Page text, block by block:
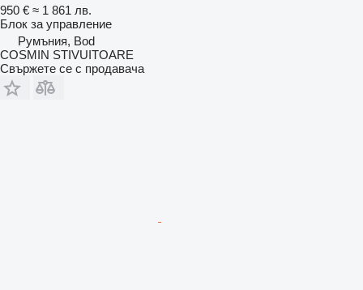
950 € ≈ 1 861 лв.
Блок за управление
Румъния, Bod
COSMIN STIVUITOARE
Свържете се с продавача